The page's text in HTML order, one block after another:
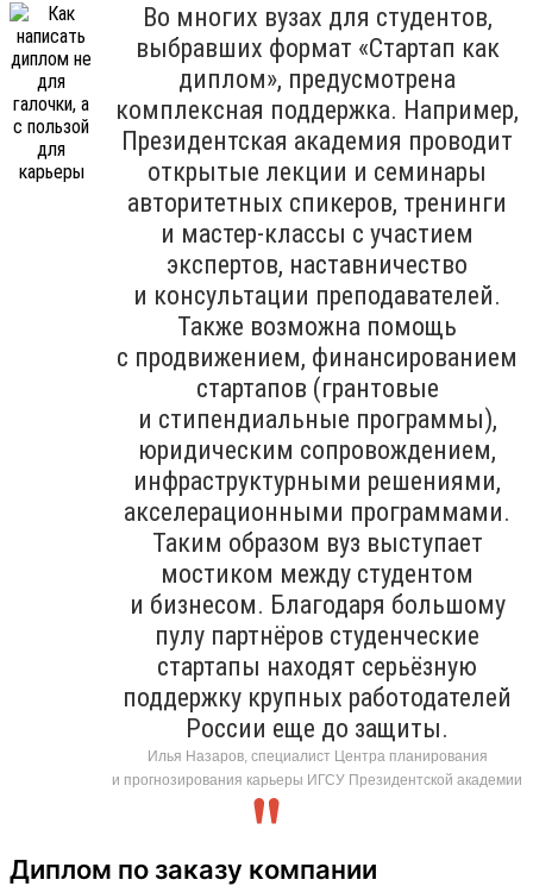
Во многих вузах для студентов,
выбравших формат «Стартап как
диплом», предусмотрена
комплексная поддержка. Например,
Президентская академия проводит
открытые лекции и семинары
авторитетных спикеров, тренинги
и мастер-классы с участием
экспертов, наставничество
и консультации преподавателей.
Также возможна помощь
с продвижением, финансированием
стартапов (грантовые
и стипендиальные программы),
юридическим сопровождением,
инфраструктурными решениями,
акселерационными программами.
Таким образом вуз выступает
мостиком между студентом
и бизнесом. Благодаря большому
пулу партнёров студенческие
стартапы находят серьёзную
поддержку крупных работодателей
России еще до защиты.
Илья Назаров, специалист Центра планирования
и прогнозирования карьеры ИГСУ Президентской академии
Диплом по заказу компании